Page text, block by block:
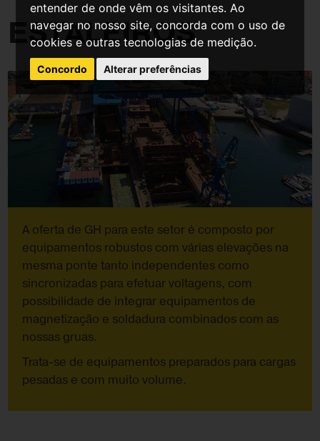
entender de onde vêm os visitantes. Ao
navegar no nosso site, concorda com o uso de
cookies e outras tecnologias de medição.
Concordo Alterar preferências
ESTALEIROS
A oferta de GH para este setor é composto por
equipamentos robustos com várias elevações na
mesma ponte tanto independentes como
sincronizadas para efetuar voltagens, com
possibilidade de integrar equipamentos de
magnetização e soldadura combinados com as
nossas gruas.
Trata-se de equipamentos preparados para cargas
pesadas e com muito volume.